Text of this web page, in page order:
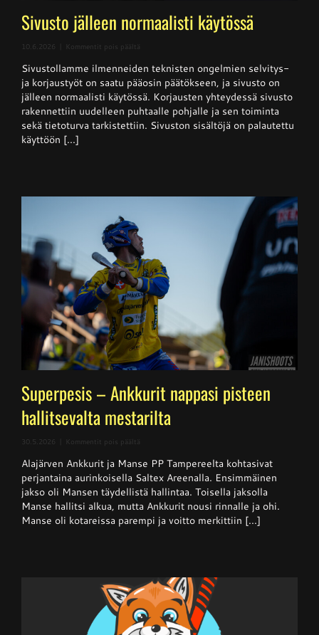
Sivusto jälleen normaalisti käytössä
10.6.2026 Kommentit pois päältä
jälleen
normaalisti
käytössä
Sivustollamme ilmenneiden teknisten ongelmien selvitys-
ja korjaustyöt on saatu pääosin päätökseen, ja sivusto on
jälleen normaalisti käytössä. Korjausten yhteydessä sivusto
rakennettiin uudelleen puhtaalle pohjalle ja sen toiminta
sekä tietoturva tarkistettiin. Sivuston sisältöjä on palautettu
käyttöön [...]
Superpesis – Ankkurit nappasi pisteen
hallitsevalta mestarilta
30.5.2026 Kommentit pois päältä
–
Ankkurit
nappasi
pisteen
hallitsevalta
mestarilta
Alajärven Ankkurit ja Manse PP Tampereelta kohtasivat
perjantaina aurinkoisella Saltex Areenalla. Ensimmäinen
jakso oli Mansen täydellistä hallintaa. Toisella jaksolla
Manse hallitsi alkua, mutta Ankkurit nousi rinnalle ja ohi.
Manse oli kotareissa parempi ja voitto merkittiin [...]